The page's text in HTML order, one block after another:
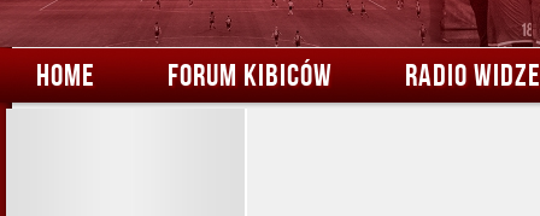
HOME FORUM KIBICÓW RADIO